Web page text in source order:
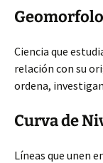
Ciencia que
relación con su
ordena,
Curva de
Líneas que unen